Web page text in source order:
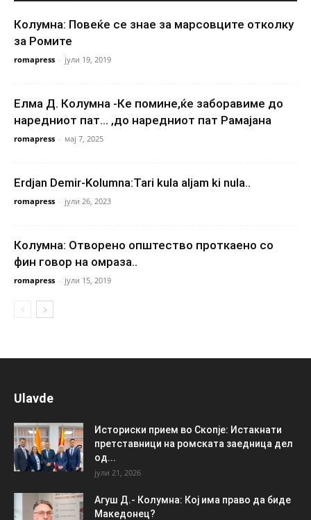
Колумна: Повеќе се знае за марсовците отколку
за Ромите
romapress - јули 19, 2019
Елма Д. Колумна -Ке помине,ќе заборавиме до
наредниот пат… ,до наредниот пат Рамајана
romapress - мај 7, 2025
Erdjan Demir-Kolumna:Tari kula aljam ki nula..
romapress - јули 26, 2023
Колумна: Отворено општество проткаено со
фин говор на омраза..
romapress - јули 15, 2019
Ulavde
Историски прием во Скопје: Истакнати
претставници на ромската заедница дел
од...
јули 21, 2026
Агуш Д.- Колумна: Кој има право да биде
Македонец?